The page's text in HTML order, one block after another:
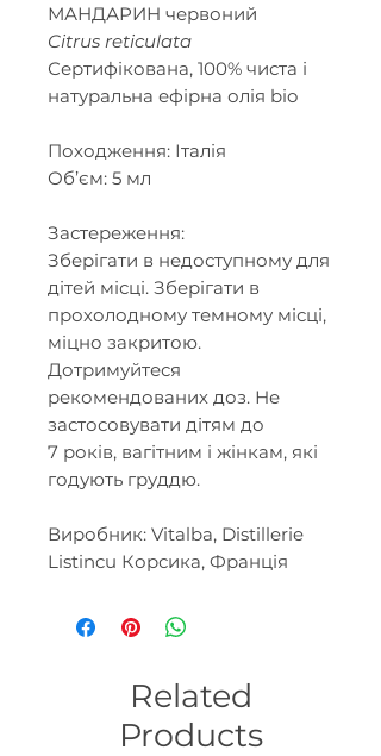
МАНДАРИН червоний
Citrus reticulata
Сертифікована, 100% чиста і
натуральна ефірна олія bio
Походження: Італія
Об’єм: 5 мл
Застереження:
Зберігати в недоступному для
дітей місці. Зберігати в
прохолодному темному місці,
міцно закритою.
Дотримуйтеся
рекомендованих доз. Не
застосовувати дітям до
7 років, вагітним і жінкам, які
годують груддю.
Виробник: Vitalba, Distillerie
Listincu Корсика, Франція
Related
Products